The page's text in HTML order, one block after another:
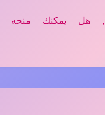
هل يمكنك منحه